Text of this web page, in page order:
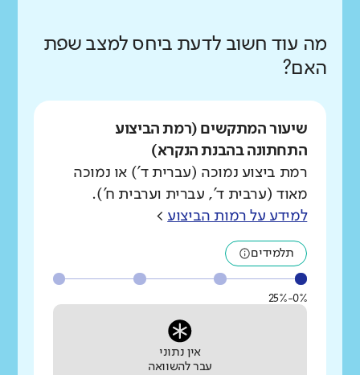
מה עוד חשוב לדעת ביחס למצב שפת
האם?
שיעור המתקשים (רמת הביצוע
התחתונה בהבנת הנקרא)
רמת ביצוע נמוכה (עברית ד') או נמוכה
מאוד (ערבית ד', עברית וערבית ח').
למידע על רמות הביצוע >
תלמידים
0%-25%
אין נתוני
עבר להשוואה